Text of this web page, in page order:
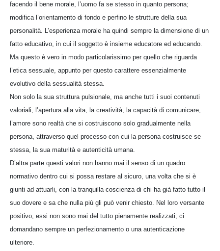
facendo il bene morale, l’uomo fa se stesso in quanto persona;
modifica l’orientamento di fondo e perfino le strutture della sua
personalità. L’esperienza morale ha quindi sempre la dimensione di un
fatto educativo, in cui il soggetto è insieme educatore ed educando.
Ma questo è vero in modo particolarissimo per quello che riguarda
l’etica sessuale, appunto per questo carattere essenzialmente
evolutivo della sessualità stessa.
Non solo la sua struttura pulsionale, ma anche tutti i suoi contenuti
valoriali, l’apertura alla vita, la creatività, la capacità di comunicare,
l’amore sono realtà che si costruiscono solo gradualmente nella
persona, attraverso quel processo con cui la persona costruisce se
stessa, la sua maturità e autenticità umana.
D’altra parte questi valori non hanno mai il senso di un quadro
normativo dentro cui si possa restare al sicuro, una volta che si è
giunti ad attuarli, con la tranquilla coscienza di chi ha già fatto tutto il
suo dovere e sa che nulla più gli può venir chiesto. Nel loro versante
positivo, essi non sono mai del tutto pienamente realizzati; ci
domandano sempre un perfezionamento o una autenticazione
ulteriore.